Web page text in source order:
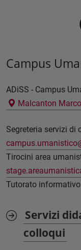
Campus
ADiSS - Campus
Malcanton
Segreteria servizi di
Tirocini area
Tutorato
Servizi
colloqui